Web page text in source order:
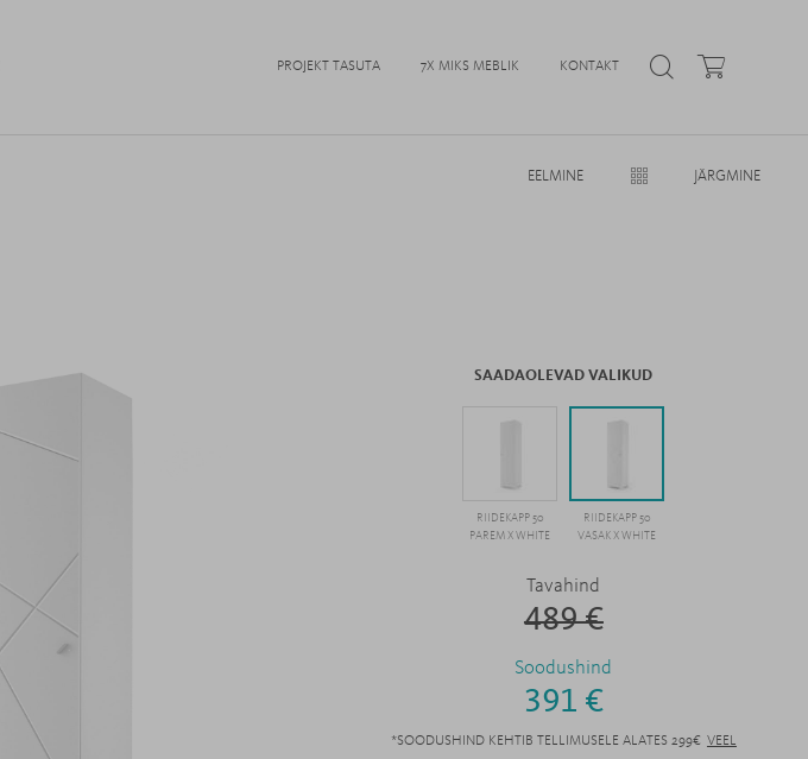
PROJEKT TASUTA 7X MIKS MEBLIK KONTAKT
EELMINE JÄRGMINE
SAADAOLEVAD VALIKUD
RIIDEKAPP 50
PAREM X WHITE
RIIDEKAPP 50
VASAK X WHITE
Tavahind
489 €
Soodushind
391 €
*SOODUSHIND KEHTIB TELLIMUSELE ALATES 299€ VEEL